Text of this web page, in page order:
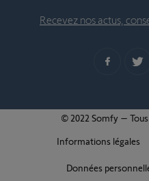
Recevez nos actus,
© 2022 Somfy –
Informations légales
Données